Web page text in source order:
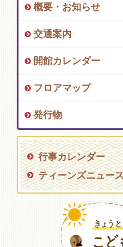
概要・お知らせ
交通案内
開館カレンダー
フロアマップ
発行物
行事カレンダー
ティーンズニュー